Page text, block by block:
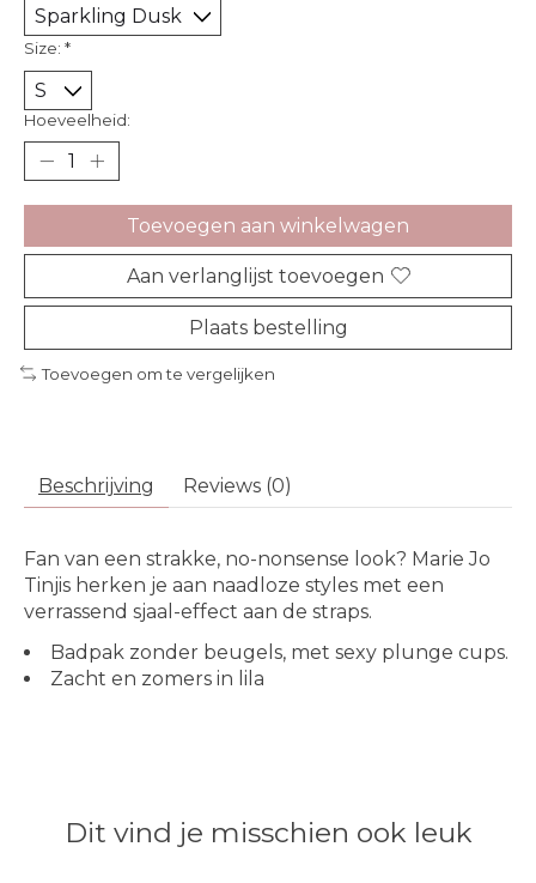
Size: *
Hoeveelheid:
Toevoegen aan winkelwagen
Aan verlanglijst toevoegen
Plaats bestelling
Toevoegen om te vergelijken
Beschrijving Reviews (0)
Fan van een strakke, no-nonsense look? Marie Jo
Tinjis herken je aan naadloze styles met een
verrassend sjaal-effect aan de straps.
Badpak zonder beugels, met sexy plunge cups.
Zacht en zomers in lila
Dit vind je misschien ook leuk